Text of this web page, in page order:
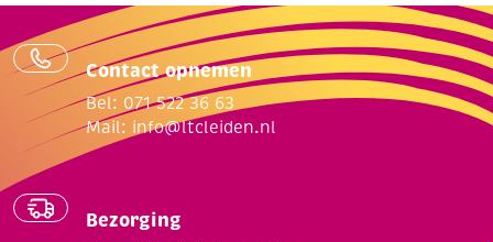
Contact opnemen
Bel: 071 522 36 63
Mail: info@ltcleiden.nl
Bezorging